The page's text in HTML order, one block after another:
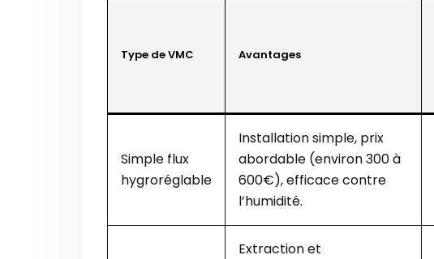
Type de VMC Avantages
Simple flux
hygroréglable
Installation simple, prix
abordable (environ 300 à
600€), efficace contre
l’humidité.
Extraction et